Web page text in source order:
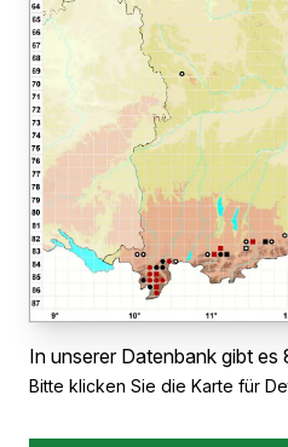
In unserer Datenbank gibt es
Bitte klicken Sie die Karte für